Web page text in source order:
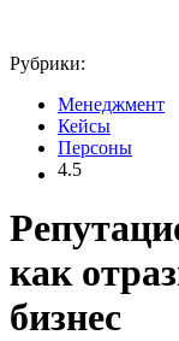
Рубрики:
Менеджмент
Кейсы
Персоны
4.5
как
бизнес